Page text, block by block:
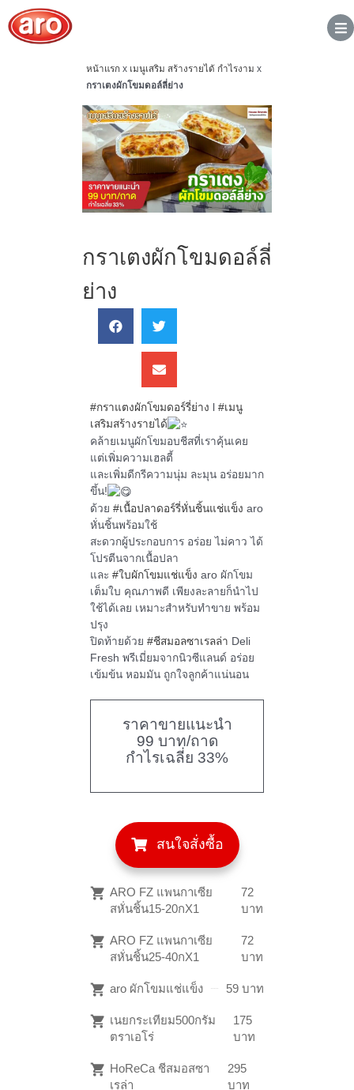
หน้าแรกx เมนูเสริม สร้างรายได้ กำไรงาม x
กราเตงผักโขมดอล์ลี่ย่าง
กราเตงผักโขมดอล์ลี่
ย่าง
#กราแตงผักโขมดอร์รี่ย่าง
#เมนู
เสริมสร้างรายได้
คล้ายเมนูผักโขมอบชีสที่เราคุ้นเคย
แต่เพิ่มความเฮลตี้
และเพิ่มดีกรีความนุ่ม ละมุน อร่อยมาก
ขึ้น!
ด้วย #เนื้อปลาดอร์รี่หั่นชิ้นแช่แข็ง aro
หั่นชิ้นพร้อมใช้
สะดวกผู้ประกอบการ อร่อย ไม่คาว ได้
โปรตีนจากเนื้อปลา
และ #ใบผักโขมแช่แข็ง aro ผักโขม
เต็มใบ คุณภาพดี เพียงละลายก็นำไป
ใช้ได้เลย เหมาะสำหรับทำขาย พร้อม
ปรุง
ปิดท้ายด้วย #ชีสมอลซาเรลล่า Deli
Fresh พรีเมี่ยมจากนิวซีแลนด์ อร่อย
เข้มข้น หอมมัน ถูกใจลูกค้าแน่นอน
ราคาขายแนะนำ
99 บาท/ถาด
กำไรเฉลี่ย 33%
สนใจสั่งซื้อ
ARO FZ แพนกาเซีย
สหั่นชิ้น15-20กX1
72
บาท
ARO FZ แพนกาเซีย
สหั่นชิ้น25-40กX1
72
บาท
aro ผักโขมแช่แข็ง 59 บาท
เนยกระเทียม500กรัม
ตราเอโร่
175
บาท
HoReCa ชีสมอสซา
เรล่า
295
บาท